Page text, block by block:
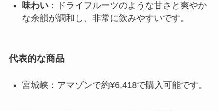
味わい：ドライフルーツのような甘さと爽やか
な余韻が調和し、非常に飲みやすいです。
代表的な商品
宮城峡：アマゾンで約¥6,418で購入可能です。